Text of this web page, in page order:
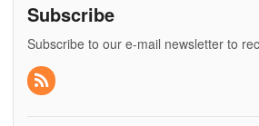
Subscribe
Subscribe to our e-mail newsletter to